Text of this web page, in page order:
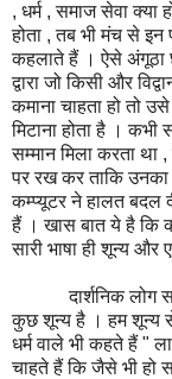
, धर्म , समाज सेवा क्या
होता , तब भी मंच से
कहलाते हैं । ऐसे अंगूठा
द्वारा जो किसी और
कमाना चाहता हो तो
मिटाना होता है ।
सम्मान मिला करता था
पर रख कर ताकि
कम्प्यूटर ने हालत बदल
हैं । खास बात ये है कि
सारी भाषा ही शून्य और
दार्शनिक लोग
कुछ शून्य है । हम शून्य
धर्म वाले भी कहते हैं "
चाहते हैं कि जैसे भी हो